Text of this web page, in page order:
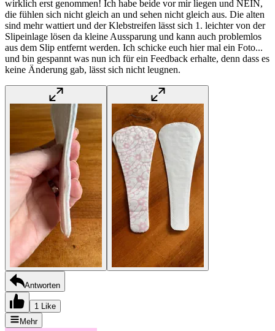
wirklich erst genommen! Ich habe beide vor mir liegen und NEIN,
die fühlen sich nicht gleich an und sehen nicht gleich aus. Die alten
sind mehr wattiert und der Klebstreifen lässt sich 1. leichter von der
Slipeinlage lösen da kleine Aussparung und kann auch problemlos
aus dem Slip entfernt werden. Ich schicke euch hier mal ein Foto...
und bin gespannt was nun ich für ein Feedback erhalte, denn dass es
keine Änderung gab, lässt sich nicht leugnen.
Antworten
1 Like
Mehr